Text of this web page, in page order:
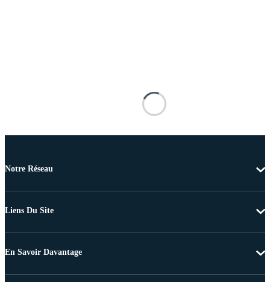
Notre Réseau
Liens Du Site
En Savoir Davantage